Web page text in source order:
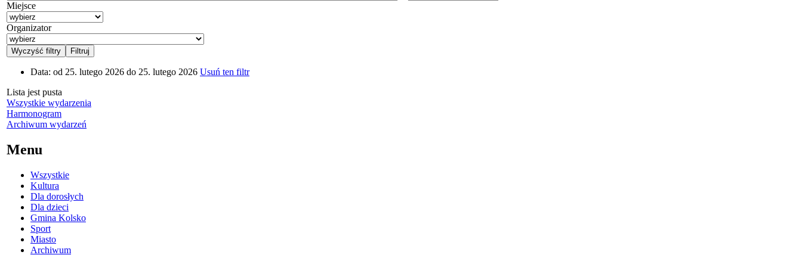
Miejsce
Organizator
Data: od 25. lutego 2026 do 25. lutego 2026 Usuń ten filtr
Lista jest pusta
Wszystkie wydarzenia
Harmonogram
Archiwum wydarzeń
Menu
Wszystkie
Kultura
Dla dorosłych
Dla dzieci
Gmina Kolsko
Sport
Miasto
Archiwum